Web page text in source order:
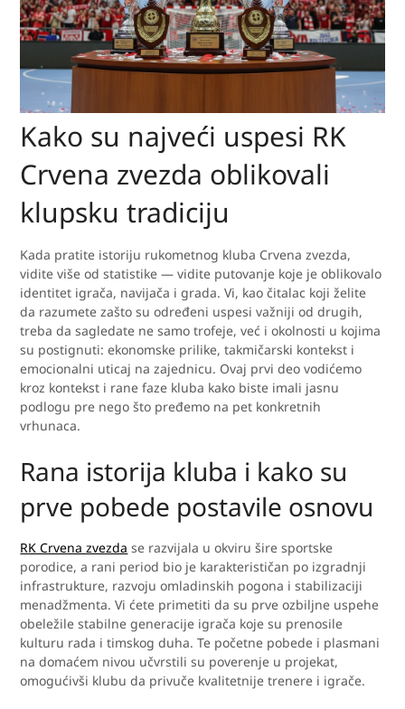
Kako su najveći uspesi RK
Crvena zvezda oblikovali
klupsku tradiciju
Kada pratite istoriju rukometnog kluba Crvena zvezda,
vidite više od statistike — vidite putovanje koje je oblikovalo
identitet igrača, navijača i grada. Vi, kao čitalac koji želite
da razumete zašto su određeni uspesi važniji od drugih,
treba da sagledate ne samo trofeje, već i okolnosti u kojima
su postignuti: ekonomske prilike, takmičarski kontekst i
emocionalni uticaj na zajednicu. Ovaj prvi deo vodićemo
kroz kontekst i rane faze kluba kako biste imali jasnu
podlogu pre nego što pređemo na pet konkretnih
vrhunaca.
Rana istorija kluba i kako su
prve pobede postavile osnovu
RK Crvena zvezda se razvijala u okviru šire sportske
porodice, a rani period bio je karakterističan po izgradnji
infrastrukture, razvoju omladinskih pogona i stabilizaciji
menadžmenta. Vi ćete primetiti da su prve ozbiljne uspehe
obeležile stabilne generacije igrača koje su prenosile
kulturu rada i timskog duha. Te početne pobede i plasmani
na domaćem nivou učvrstili su poverenje u projekat,
omogućivši klubu da privuče kvalitetnije trenere i igrače.